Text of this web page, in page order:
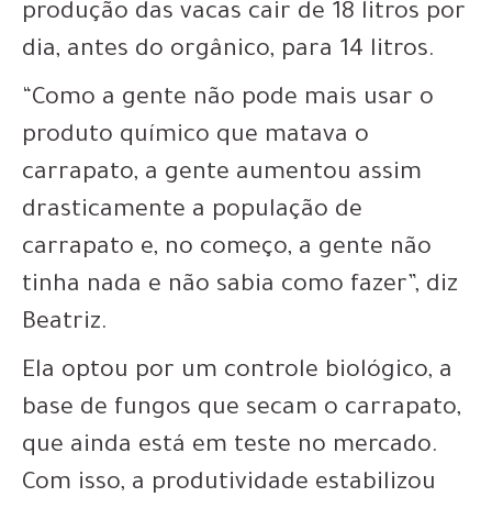
produção das vacas cair de 18 litros por
dia, antes do orgânico, para 14 litros.
“Como a gente não pode mais usar o
produto químico que matava o
carrapato, a gente aumentou assim
drasticamente a população de
carrapato e, no começo, a gente não
tinha nada e não sabia como fazer”, diz
Beatriz.
Ela optou por um controle biológico, a
base de fungos que secam o carrapato,
que ainda está em teste no mercado.
Com isso, a produtividade estabilizou